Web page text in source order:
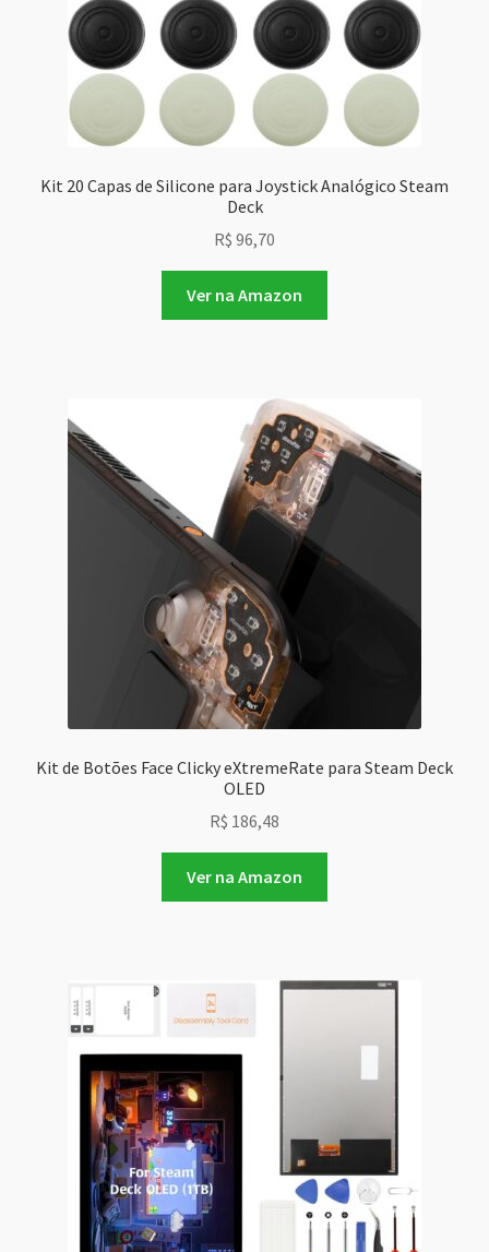
Kit 20 Capas de Silicone para Joystick Analógico Steam
Deck
R$ 96,70
Ver na Amazon
Kit de Botões Face Clicky eXtremeRate para Steam Deck
OLED
R$ 186,48
Ver na Amazon